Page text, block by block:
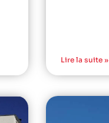
Lire la suite »